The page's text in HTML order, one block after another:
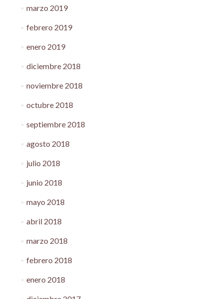
marzo 2019
febrero 2019
enero 2019
diciembre 2018
noviembre 2018
octubre 2018
septiembre 2018
agosto 2018
julio 2018
junio 2018
mayo 2018
abril 2018
marzo 2018
febrero 2018
enero 2018